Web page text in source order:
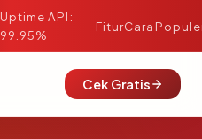
Uptime API:
99.95%
FiturCara
Cek Gratis